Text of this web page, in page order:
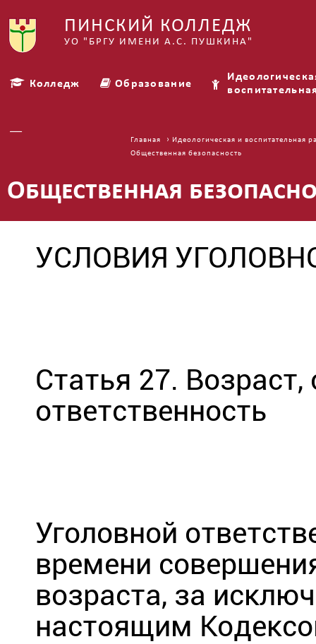
ПИНСКИЙ КОЛЛЕДЖ
УО "БРГУ ИМЕНИ А.С. ПУШКИНА"
Колледж Образование
Главная › Идеологическая и воспитательная
Общественная безопасность
Общественная
УСЛОВИЯ
Статья 27. Возраст,
ответственность
Уголовной
времени
возраста, за
настоящим